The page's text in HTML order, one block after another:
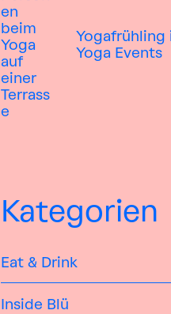
Yogafrühling
Yoga Events
Kategorien
Eat & Drink
Inside Blü